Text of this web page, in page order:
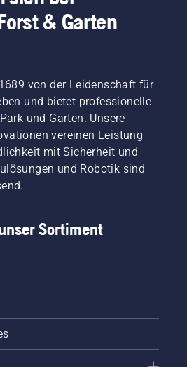
& Garten
von der Leidenschaft für
und bietet professionelle
und Garten. Unsere
vereinen Leistung
mit Sicherheit und
und Robotik sind
Sortiment